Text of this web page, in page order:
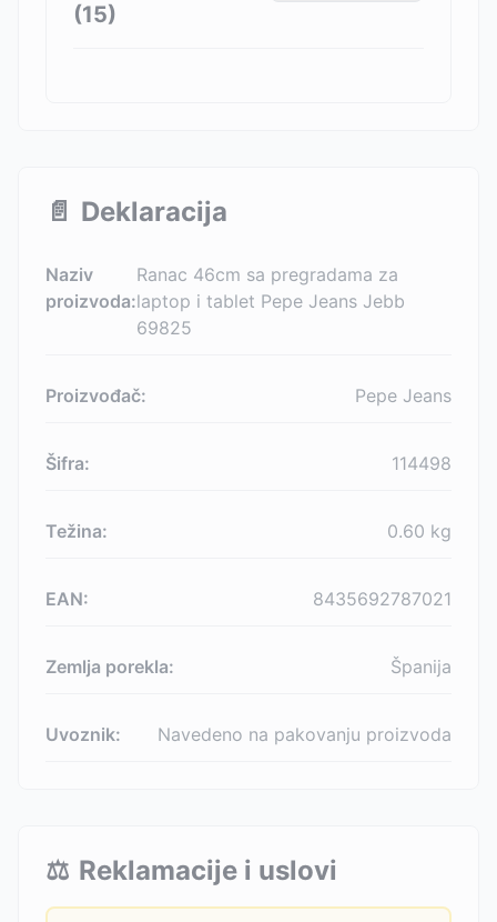
(15)
📄 Deklaracija
Naziv
proizvoda:
Ranac 46cm sa pregradama za
laptop i tablet Pepe Jeans Jebb
69825
Proizvođač: Pepe Jeans
Šifra: 114498
Težina: 0.60 kg
EAN: 8435692787021
Zemlja porekla: Španija
Uvoznik: Navedeno na pakovanju proizvoda
⚖️ Reklamacije i uslovi